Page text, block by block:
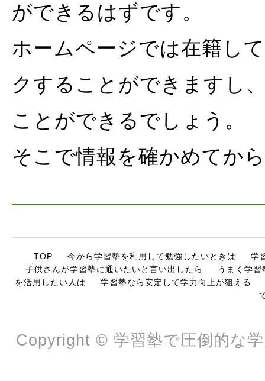
ができるはずです。
ホームページでは在籍し
クすることができますし
ことができるでしょう。
そこで情報を確かめてか
TOP 今から学習塾を利用して勉強したいときは
学
子供さんが学習塾に通いたいと言い出したら
うまく学
を活用したい人は
学習塾なら安定して学力向上が狙える
Copyright © 学習塾で圧倒的な